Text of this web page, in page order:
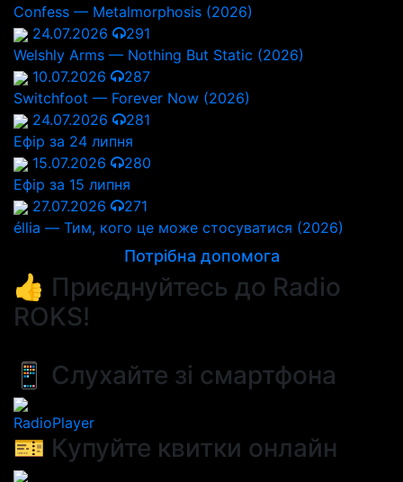
Confess — Metalmorphosis (2026)
24.07.2026
291
Welshly Arms — Nothing But Static (2026)
10.07.2026
287
Switchfoot — Forever Now (2026)
24.07.2026
281
Ефір за 24 липня
15.07.2026
280
Ефір за 15 липня
27.07.2026
271
éllia — Тим, кого це може стосуватися (2026)
Потрібна допомога
👍 Приєднуйтесь до Radio
ROKS!
📱 Слухайте зі смартфона
RadioPlayer
🎫 Купуйте квитки онлайн